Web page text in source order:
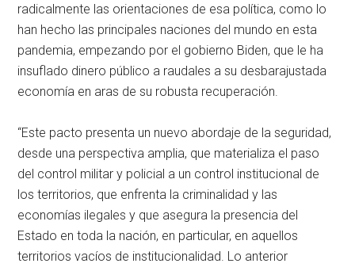
radicalmente las orientaciones de esa política, como lo
han hecho las principales naciones del mundo en esta
pandemia, empezando por el gobierno Biden, que le ha
insuflado dinero público a raudales a su desbarajustada
economía en aras de su robusta recuperación.
“Este pacto presenta un nuevo abordaje de la seguridad,
desde una perspectiva amplia, que materializa el paso
del control militar y policial a un control institucional de
los territorios, que enfrenta la criminalidad y las
economías ilegales y que asegura la presencia del
Estado en toda la nación, en particular, en aquellos
territorios vacíos de institucionalidad. Lo anterior